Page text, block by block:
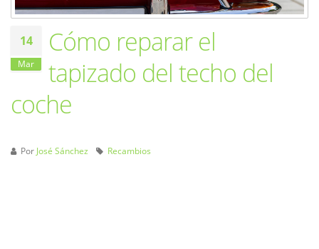
14
Mar
Cómo reparar el
tapizado del techo del
coche
Por José Sánchez Recambios